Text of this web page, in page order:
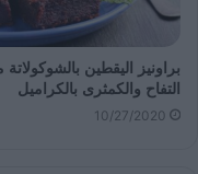
براونيز اليقطين بالشوكولاتة
التفاح والكمثرى بالكراميل
10/27/2020